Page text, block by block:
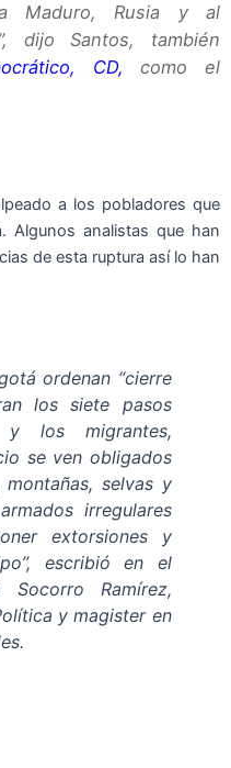
Maduro, Rusia y al
dijo Santos, también
CD, como el
a los pobladores que
Algunos analistas que han
de esta ruptura así lo han
ordenan “cierre
los siete pasos
y los migrantes,
se ven obligados
selvas y
irregulares
extorsiones y
escribió en el
Ramírez,
y magister en